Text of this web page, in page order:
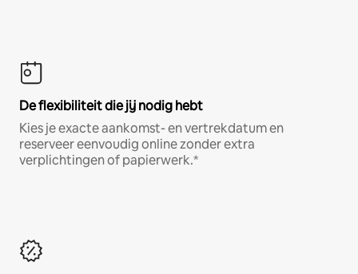
De flexibiliteit die jij nodig hebt
Kies je exacte aankomst- en vertrekdatum en
reserveer eenvoudig online zonder extra
verplichtingen of papierwerk.*